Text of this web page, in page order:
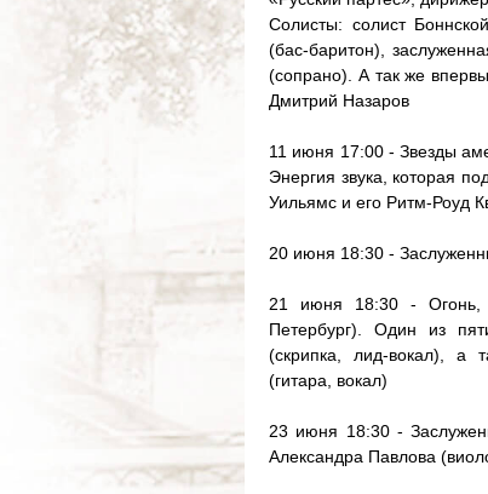
Солисты: солист
(бас-баритон),
(сопрано). А так же
Дмитрий Назаров
11 июня 17:00 - Звезды
Энергия звука, которая
Уильямс и его Ритм-Роуд
20 июня 18:30 -
21 июня 18:30 - Огонь,
Петербург). Один из
(скрипка, лид-вокал), а
(гитара, вокал)
23 июня 18:30 -
Александра Павлова